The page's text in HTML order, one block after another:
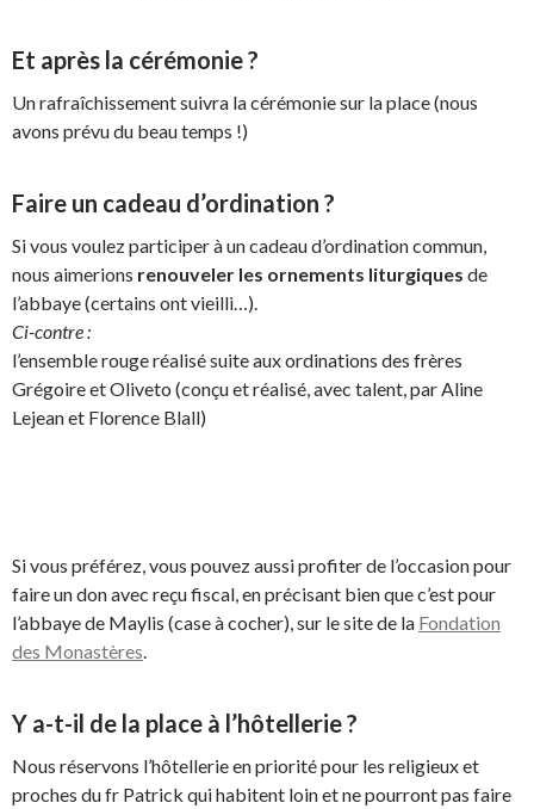
Et après la cérémonie ?
Un rafraîchissement suivra la cérémonie sur la place (nous
avons prévu du beau temps !)
Faire un cadeau d’ordination ?
Si vous voulez participer à un cadeau d’ordination commun,
nous aimerions renouveler les ornements liturgiques de
l’abbaye (certains ont vieilli…).
Ci-contre :
l’ensemble rouge réalisé suite aux ordinations des frères
Grégoire et Oliveto (conçu et réalisé, avec talent, par Aline
Lejean et Florence Blall)
Si vous préférez, vous pouvez aussi profiter de l’occasion pour
faire un don avec reçu fiscal, en précisant bien que c’est pour
l’abbaye de Maylis (case à cocher), sur le site de la Fondation
des Monastères
Y a-t-il de la place à l’hôtellerie ?
Nous réservons l’hôtellerie en priorité pour les religieux et
proches du fr Patrick qui habitent loin et ne pourront pas faire